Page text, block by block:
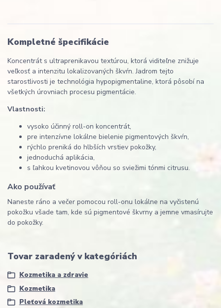
Kompletné špecifikácie
Koncentrát s ultraprenikavou textúrou, ktorá viditeľne znižuje
veľkosť a intenzitu lokalizovaných škvŕn. Jadrom tejto
starostlivosti je technológia hypopigmentaline, ktorá pôsobí na
všetkých úrovniach procesu pigmentácie.
Vlastnosti:
vysoko účinný roll-on koncentrát,
pre intenzívne lokálne bielenie pigmentových škvŕn,
rýchlo preniká do hlbších vrstiev pokožky,
jednoduchá aplikácia,
s ľahkou kvetinovou vôňou so sviežimi tónmi citrusu.
Ako používať
Naneste ráno a večer pomocou roll-onu lokálne na vyčistenú
pokožku všade tam, kde sú pigmentové škvrny a jemne vmasírujte
do pokožky.
Tovar zaradený v kategóriách
Kozmetika a zdravie
Kozmetika
Pleťová kozmetika